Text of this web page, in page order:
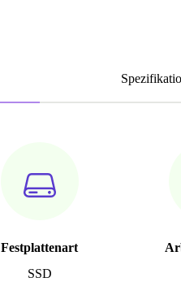
Festplattenart
SSD